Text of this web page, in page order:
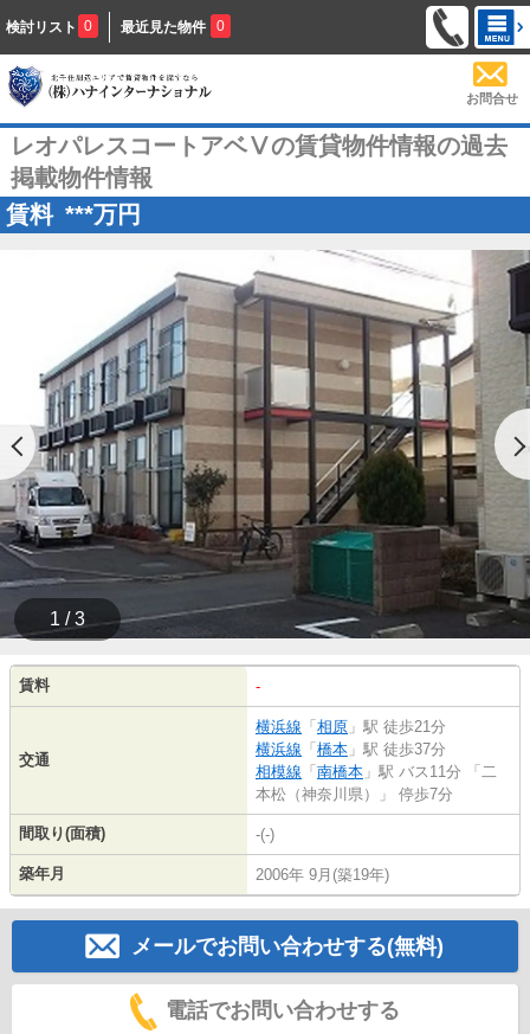
検討リスト 0 最近見た物件 0
お問合せ
レオパレスコートアベⅤの賃貸物件情報の過去
掲載物件情報
賃料 ***万円
1 / 3
賃料 -
交通
横浜線 「相原 」駅 徒歩21分
横浜線 「橋本 」駅 徒歩37分
相模線 「南橋本 」駅 バス11分 「二
本松（神奈川県）」 停歩7分
間取り(面積) -(-)
築年月 2006年 9月(築19年)
メールでお問い合わせする(無料)
電話でお問い合わせする